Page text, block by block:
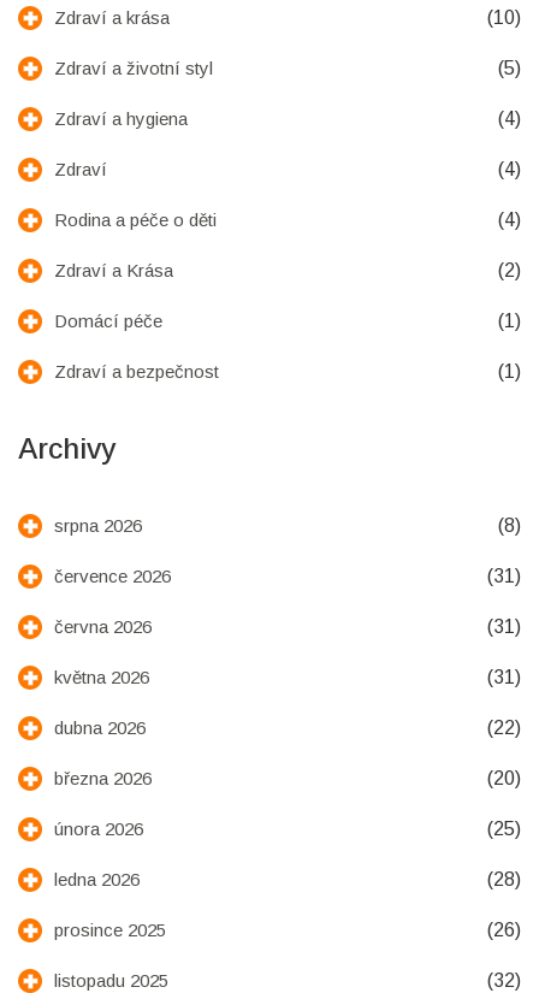
Zdraví a krása (10)
Zdraví a životní styl (5)
Zdraví a hygiena (4)
Zdraví (4)
Rodina a péče o děti (4)
Zdraví a Krása (2)
Domácí péče (1)
Zdraví a bezpečnost (1)
Archivy
srpna 2026 (8)
července 2026 (31)
června 2026 (31)
května 2026 (31)
dubna 2026 (22)
března 2026 (20)
února 2026 (25)
ledna 2026 (28)
prosince 2025 (26)
listopadu 2025 (32)